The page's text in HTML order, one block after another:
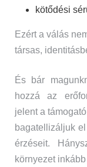
kötődési
Ezért a válás
társas,
És bár
hozzá az
jelent a
bagatellizáljuk
érzéseit.
környezet